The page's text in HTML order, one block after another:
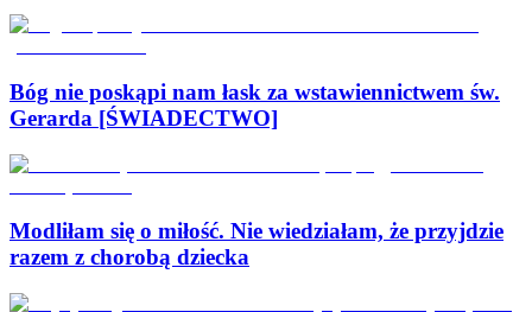
Bóg nie poskąpi nam łask za wstawiennictwem św.
Gerarda [ŚWIADECTWO]
Modliłam się o miłość. Nie wiedziałam, że przyjdzie
razem z chorobą dziecka